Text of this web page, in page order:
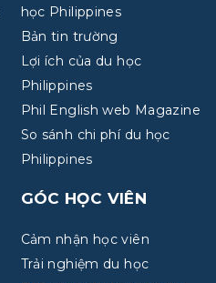
học Philippines
Bản tin trường
Lợi ích của du học
Philippines
Phil English web Magazine
So sánh chi phí du học
Philippines
GÓC HỌC VIÊN
Cảm nhận học viên
Trải nghiệm du học